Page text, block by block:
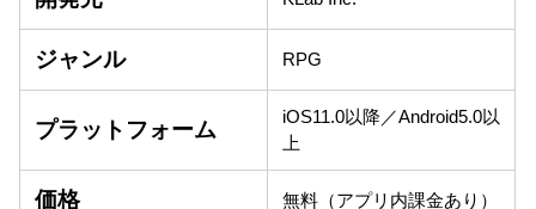
ジャンル RPG
プラットフォーム
iOS11.0以降／Android5.0以
上
価格 無料（アプリ内課金あり）